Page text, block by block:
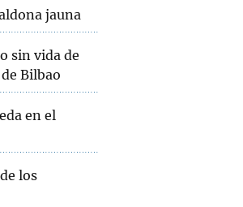
jauna
sin vida de
Bilbao
en el
los